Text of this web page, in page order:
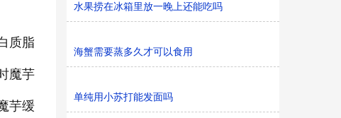
质脂
魔芋
芋缓
水果捞在冰箱里放一晚上还能吃吗
海蟹需要蒸多久才可以食用
单纯用小苏打能发面吗